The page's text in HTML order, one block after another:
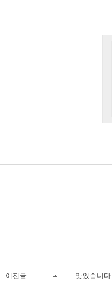
이전글 맛있습니